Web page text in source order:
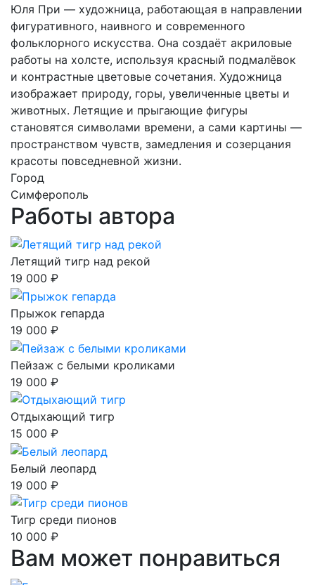
Юля При — художница, работающая в направлении
фигуративного, наивного и современного
фольклорного искусства. Она создаёт акриловые
работы на холсте, используя красный подмалёвок
и контрастные цветовые сочетания. Художница
изображает природу, горы, увеличенные цветы и
животных. Летящие и прыгающие фигуры
становятся символами времени, а сами картины —
пространством чувств, замедления и созерцания
красоты повседневной жизни.
Город
Симферополь
Работы автора
Летящий тигр над рекой
19 000 ₽
Прыжок гепарда
19 000 ₽
Пейзаж с белыми кроликами
19 000 ₽
Отдыхающий тигр
15 000 ₽
Белый леопард
19 000 ₽
Тигр среди пионов
10 000 ₽
Вам может понравиться